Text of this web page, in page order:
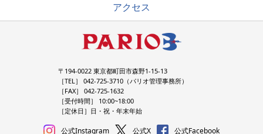
アクセス
〒194-0022 東京都町田市森野1-15-13
［TEL］ 042-725-3710（パリオ管理事務所）
［FAX］ 042-725-1632
［受付時間］ 10:00~18:00
［定休日］日・祝・年末年始
公式Instagram 公式X 公式Facebook